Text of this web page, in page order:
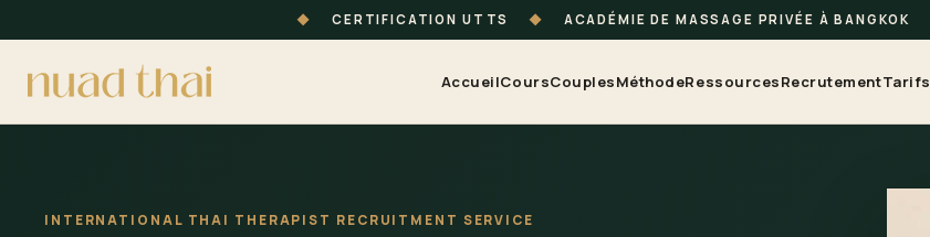
◆ CERTIFICATION UTTS ◆ ACADÉMIE DE MASSAGE PRIVÉE À BANGKOK
AccueilCoursCouplesMéthodeRessourcesRecrutementTarifs
INTERNATIONAL THAI THERAPIST RECRUITMENT SERVICE